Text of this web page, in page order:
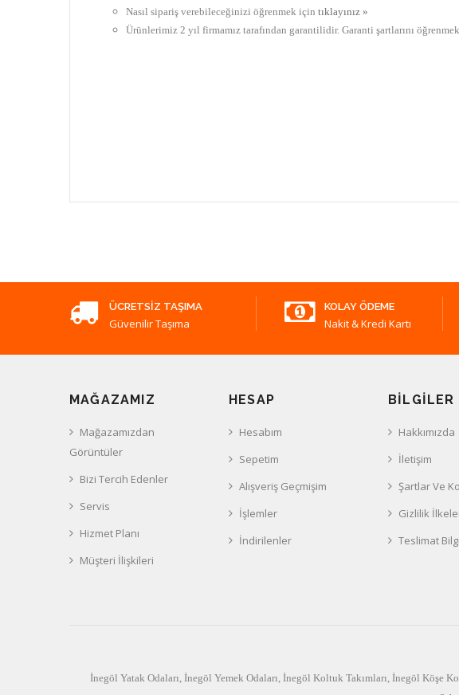
Nasıl sipariş verebileceğinizi öğrenmek için tıklayınız »
Ürünlerimiz 2 yıl firmamız tarafından garantilidir. Garanti şartlarını
ÜCRETSIZ TAŞIMA
Güvenilir Taşıma
KOLAY ÖDEME
Nakit & Kredi Kartı
MAĞAZAMIZ
Mağazamızdan
Görüntüler
Bizi Tercih Edenler
Servis
Hizmet Planı
Müşteri İlişkileri
HESAP
Hesabım
Sepetim
Alışveriş Geçmişim
İşlemler
İndirilenler
BILGILER
Hakkımızda
İletişim
Şartlar Ve
Gizlilik
Teslimat
İnegöl Yatak Odaları İnegöl Yemek Odaları İnegöl Koltuk Takımları İnegöl Köşe